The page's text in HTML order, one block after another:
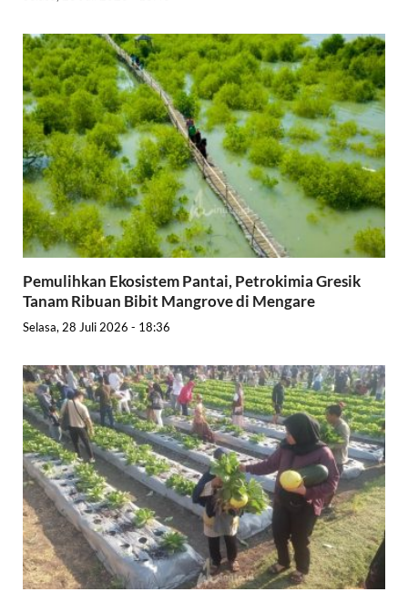
Pemulihkan Ekosistem Pantai, Petrokimia Gresik
Tanam Ribuan Bibit Mangrove di Mengare
Selasa, 28 Juli 2026 - 18:36